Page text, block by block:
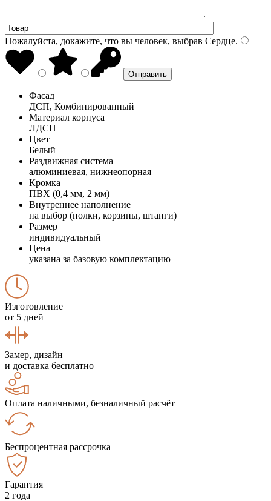
Пожалуйста, докажите, что вы человек, выбрав Сердце.
Фасад
ДСП, Комбинированный
Материал корпуса
ЛДСП
Цвет
Белый
Раздвижная система
алюминиевая, нижнеопорная
Кромка
ПВХ (0,4 мм, 2 мм)
Внутреннее наполнение
на выбор (полки, корзины, штанги)
Размер
индивидуальный
Цена
указана за базовую комплектацию
Изготовление
от 5 дней
Замер, дизайн
и доставка бесплатно
Оплата наличными, безналичный расчёт
Беспроцентная рассрочка
Гарантия
2 года